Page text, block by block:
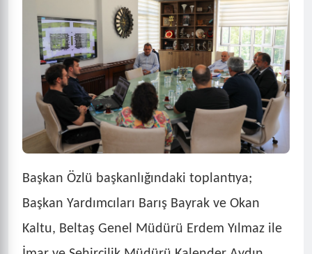
Başkan Özlü başkanlığındaki toplantıya;
Başkan Yardımcıları Barış Bayrak ve Okan
Kaltu, Beltaş Genel Müdürü Erdem Yılmaz ile